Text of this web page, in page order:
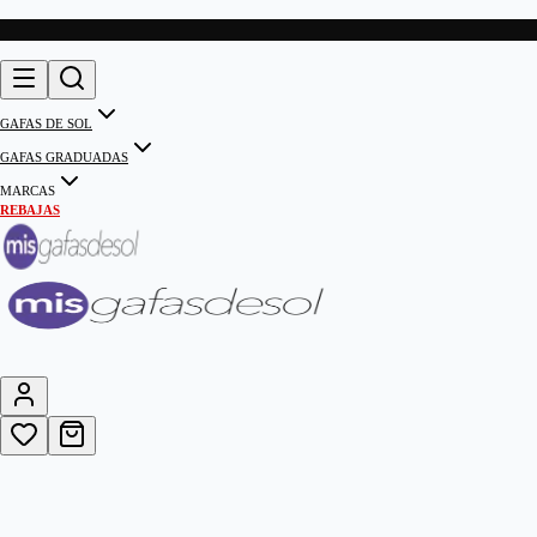
GAFAS DE SOL
GAFAS GRADUADAS
MARCAS
REBAJAS